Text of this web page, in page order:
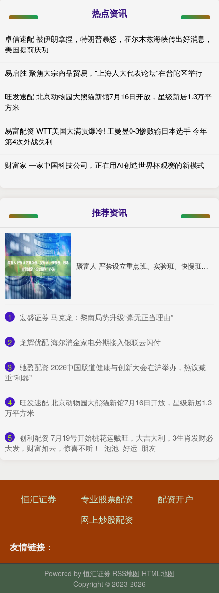
热点资讯
卓信速配 被伊朗拿捏，特朗普暴怒，霍尔木兹海峡传出好消息，
美国提前庆功
易启胜 聚焦大宗商品贸易，“上海人大代表论坛”在普陀区举行
旺发速配 北京动物园大熊猫新馆7月16日开放，星级新居1.3万平
方米
易富配资 WTT美国大满贯爆冷! 王曼昱0-3惨败输日本选手 今年
第4次外战失利
财富家 一家中国科技公司，正在用AI创造世界杯观赛的新模式
推荐资讯
聚富人 严禁设立重点班、实验班、快慢班，因地制宜制定“长幼随学”办法
1 ​宏盛证券 马克龙：黎南局势升级“毫无正当理由”
2 ​龙辉优配 海尔消金家电分期接入银联云闪付
3
​驰盈配资 2026中国肠道健康与创新大会在沪举办，热议减
重“利器”
4
​旺发速配 北京动物园大熊猫新馆7月16日开放，星级新居1.3
万平方米
5
​创利配资 7月19号开始桃花运贼旺，大吉大利，3生肖发财必
大发，财富如云，惊喜不断！_池池_好运_朋友
恒汇证券 专业股票配资
配资开户
网上炒股配资
友情链接：
Powered by恒汇证券 RSS地图 HTML地图
Copyright © 2023-2026